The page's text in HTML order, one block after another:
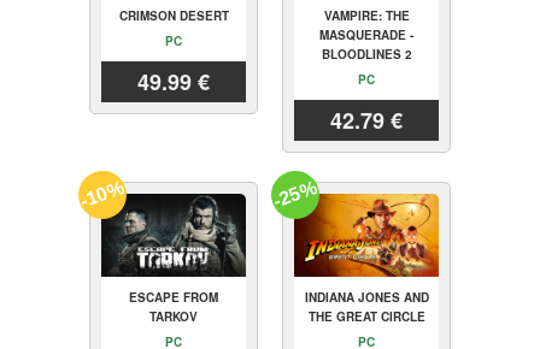
CRIMSON DESERT
PC
49.99 €
VAMPIRE: THE
MASQUERADE -
BLOODLINES 2
PC
42.79 €
ESCAPE FROM
TARKOV
PC
-10%
INDIANA JONES AND
THE GREAT CIRCLE
PC
-25%